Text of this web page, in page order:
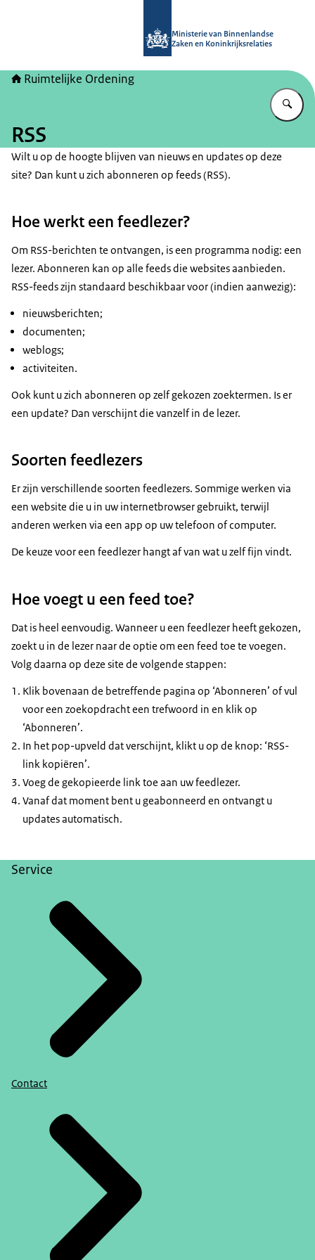
Ministerie van Binnenlandse
Zaken en Koninkrijksrelaties
Ruimtelijke Ordening
RSS
Wilt u op de hoogte blijven van nieuws en updates op deze
site? Dan kunt u zich abonneren op feeds (RSS).
Hoe werkt een feedlezer?
Om RSS-berichten te ontvangen, is een programma nodig: een
lezer. Abonneren kan op alle feeds die websites aanbieden.
RSS-feeds zijn standaard beschikbaar voor (indien aanwezig):
nieuwsberichten;
documenten;
weblogs;
activiteiten.
Ook kunt u zich abonneren op zelf gekozen zoektermen. Is er
een update? Dan verschijnt die vanzelf in de lezer.
Soorten feedlezers
Er zijn verschillende soorten feedlezers. Sommige werken via
een website die u in uw internetbrowser gebruikt, terwijl
anderen werken via een app op uw telefoon of computer.
De keuze voor een feedlezer hangt af van wat u zelf fijn vindt.
Hoe voegt u een feed toe?
Dat is heel eenvoudig. Wanneer u een feedlezer heeft gekozen,
zoekt u in de lezer naar de optie om een feed toe te voegen.
Volg daarna op deze site de volgende stappen:
Klik bovenaan de betreffende pagina op ‘Abonneren’ of vul
voor een zoekopdracht een trefwoord in en klik op
‘Abonneren’.
In het pop-upveld dat verschijnt, klikt u op de knop: ‘RSS-
link kopiëren’.
Voeg de gekopieerde link toe aan uw feedlezer.
Vanaf dat moment bent u geabonneerd en ontvangt u
updates automatisch.
Service
Contact